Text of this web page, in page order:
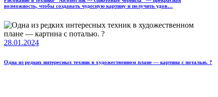
возможность, чтобы создавать чудесную картину и получить удов…
28.01.2024
Одна из редких интересных техник в художественном плане — картина с поталью. ?️